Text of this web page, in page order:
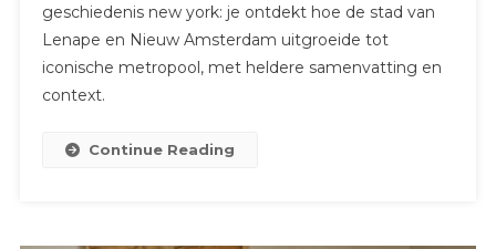
geschiedenis new york: je ontdekt hoe de stad van
Lenape en Nieuw Amsterdam uitgroeide tot
iconische metropool, met heldere samenvatting en
context.
Continue Reading